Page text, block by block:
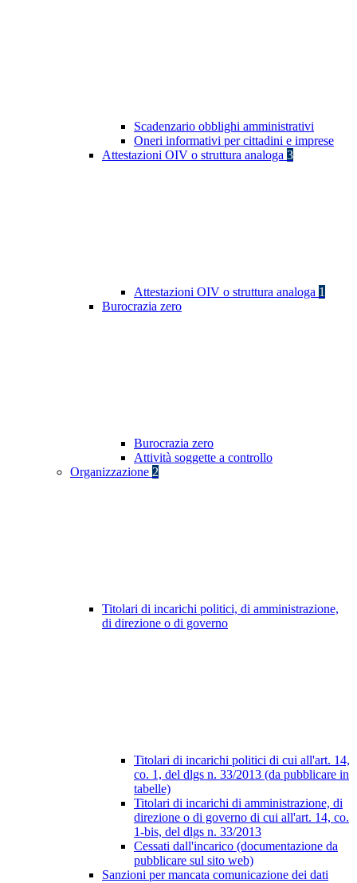
Scadenzario obblighi amministrativi
Oneri informativi per cittadini e imprese
Attestazioni OIV o struttura analoga 3
Attestazioni OIV o struttura analoga 1
Burocrazia zero
Burocrazia zero
Attività soggette a controllo
Organizzazione 2
Titolari di incarichi politici, di amministrazione,
di direzione o di governo
Titolari di incarichi politici di cui all'art. 14,
co. 1, del dlgs n. 33/2013 (da pubblicare in
tabelle)
Titolari di incarichi di amministrazione, di
direzione o di governo di cui all'art. 14, co.
1-bis, del dlgs n. 33/2013
Cessati dall'incarico (documentazione da
pubblicare sul sito web)
Sanzioni per mancata comunicazione dei dati